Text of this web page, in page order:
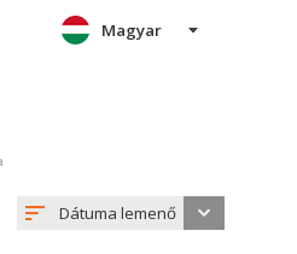
Magyar
Dátuma lemenő